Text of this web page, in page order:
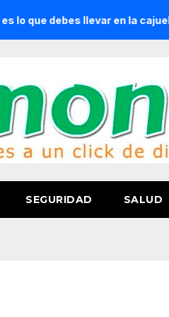
llevar en la cajuela para
SEGURIDAD SALUD